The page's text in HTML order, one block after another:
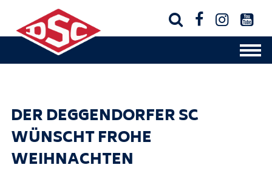
   
DER DEGGENDORFER SC
WÜNSCHT FROHE
WEIHNACHTEN